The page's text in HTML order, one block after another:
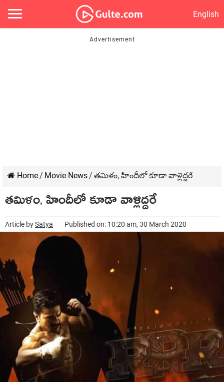
English
Home/ Movie News/ తమిళం, హిందీలో కూడా వాళ్లిద్దరే
తమిళం, హిందీలో కూడా వాళ్లిద్దరే
Article bySatya Published on: 10:20 am, 30 March 2020